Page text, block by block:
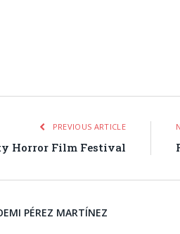
PREVIOUS ARTICLE
Horror Film Festival
PÉREZ MARTÍNEZ